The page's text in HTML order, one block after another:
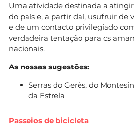
Uma atividade destinada a
do país e, a partir daí, usufruir de
e de um contacto privilegiado
verdadeira tentação para os
nacionais.
As nossas sugestões:
Serras do Gerês, do
da Estrela
Passeios de bicicleta